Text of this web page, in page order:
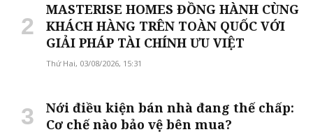
MASTERISE HOMES ĐỒNG HÀNH CÙNG
KHÁCH HÀNG TRÊN TOÀN QUỐC VỚI
GIẢI PHÁP TÀI CHÍNH ƯU VIỆT
Thứ Hai, 03/08/2026, 15:31
Nới điều kiện bán nhà đang thế chấp:
Cơ chế nào bảo vệ bên mua?